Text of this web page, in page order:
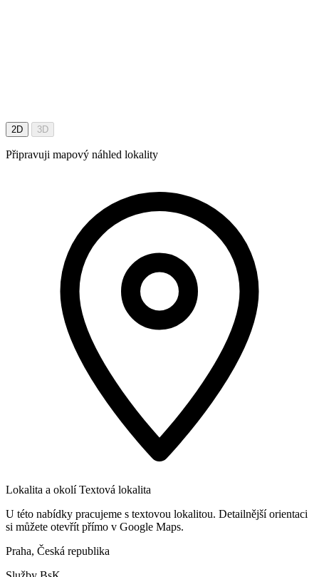
2D 3D
Připravuji mapový náhled lokality
Lokalita a okolí Textová lokalita
U této nabídky pracujeme s textovou lokalitou. Detailnější orientaci
si můžete otevřít přímo v Google Maps.
Praha, Česká republika